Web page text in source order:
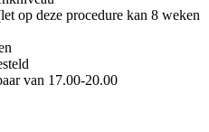
op deze procedure kan 8 weken
van 17.00-20.00